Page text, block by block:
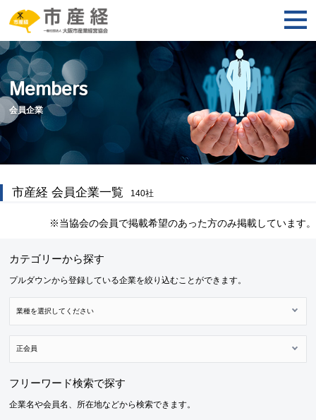
Members
会員企業
市産経 会員企業一覧 140社
※当協会の会員で掲載希望のあった方のみ掲載しています。
カテゴリーから探す
プルダウンから登録している企業を絞り込むことができます。
フリーワード検索で探す
企業名や会員名、所在地などから検索できます。